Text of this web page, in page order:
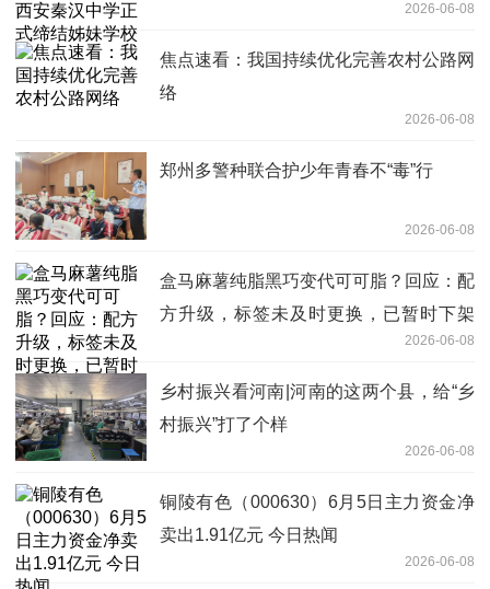
2026-06-08
焦点速看：我国持续优化完善农村公路网
络
2026-06-08
郑州多警种联合护少年青春不“毒”行
2026-06-08
盒马麻薯纯脂黑巧变代可可脂？回应：配
方升级，标签未及时更换，已暂时下架
2026-06-08
乡村振兴看河南|河南的这两个县，给“乡
村振兴”打了个样
2026-06-08
铜陵有色（000630）6月5日主力资金净
卖出1.91亿元 今日热闻
2026-06-08